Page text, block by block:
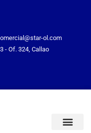
ol.com
- Of. 324, Callao